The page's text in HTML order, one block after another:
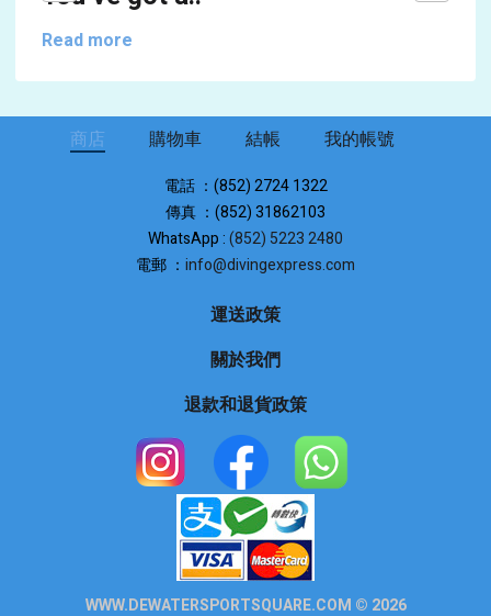
Read more
商店 購物車 結帳 我的帳號
電話 ：(852) 2724 1322
傳真 ：(852) 31862103
WhatsApp :(852) 5223 2480
電郵 ： info@divingexpress.com
運送政策
關於我們
退款和退貨政策
WWW.DEWATERSPORTSQUARE.COM © 2026